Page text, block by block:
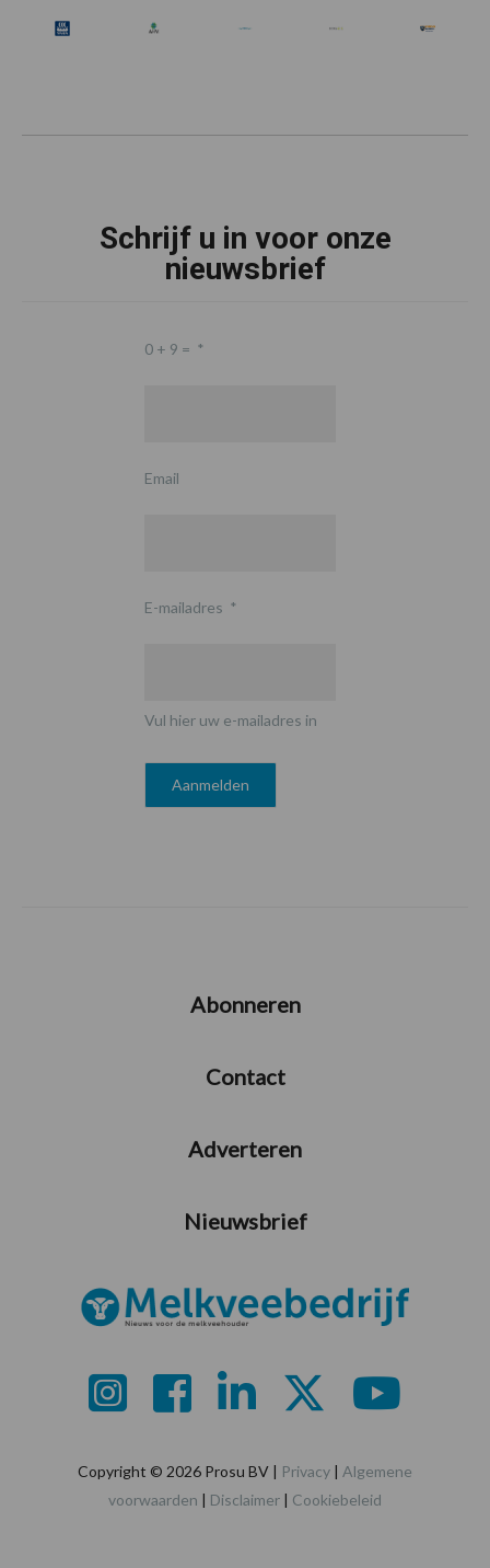
Schrijf u in voor onze
nieuwsbrief
0 + 9 = *
Email
E-mailadres *
Vul hier uw e-mailadres in
Abonneren
Contact
Adverteren
Nieuwsbrief
Copyright © 2026 Prosu BV | Privacy | Algemene
voorwaarden | Disclaimer | Cookiebeleid